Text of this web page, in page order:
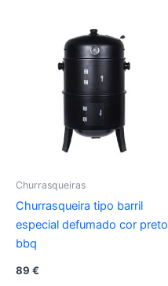
Churrasqueiras
Churrasqueira tipo barril
especial defumado cor preto
bbq
89 €